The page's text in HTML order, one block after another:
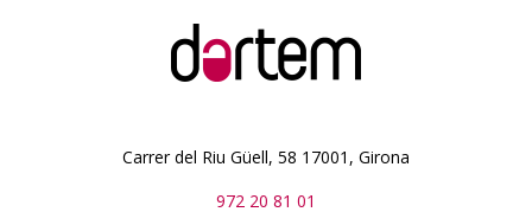
Carrer del Riu Güell, 58 17001, Girona
972 20 81 01